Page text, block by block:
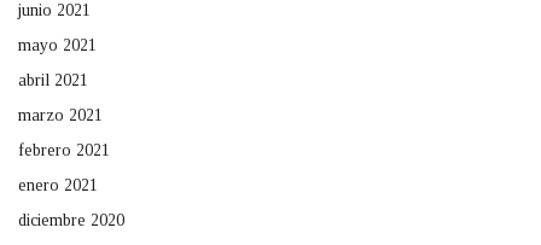
junio 2021
mayo 2021
abril 2021
marzo 2021
febrero 2021
enero 2021
diciembre 2020